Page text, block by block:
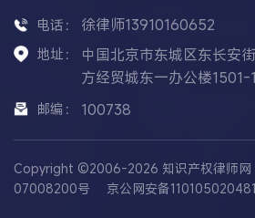
电话： 徐律师13910160652
地址：
中国北京市东城区东长安
方经贸城东一办公楼1501-
邮编： 100738
Copyright ©2006-2026 知识产权律师网
07008200号
京公网安备